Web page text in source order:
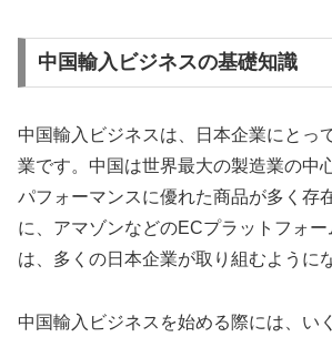
中国輸入ビジネスの基礎知識
中国輸入ビジネスは、日本企業にとっ
業です。中国は世界最大の製造業の中
パフォーマンスに優れた商品が多く存
に、アマゾンなどのECプラットフォ
は、多くの日本企業が取り組むように
中国輸入ビジネスを始める際には、い